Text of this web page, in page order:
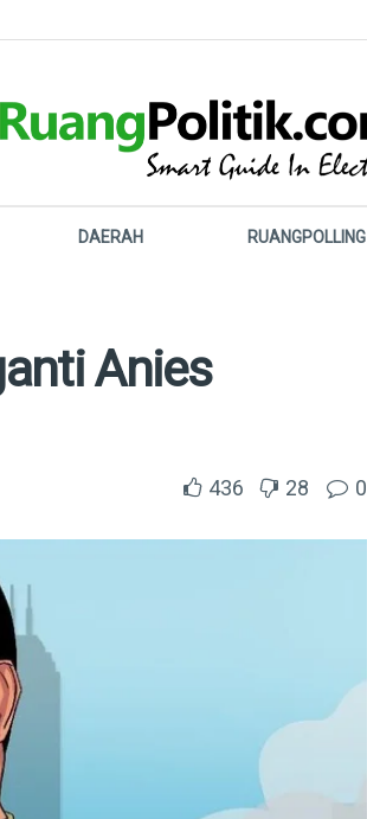
DAERAH RUANGPOLLING
Anies
436 28 0